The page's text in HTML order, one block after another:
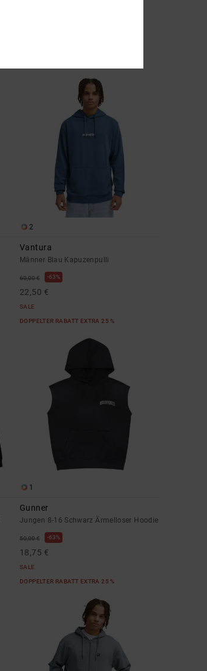
2
Vantura
Männer Blau Kapuzenpulli
60,00 € 63%
22,50 €
SALE
DOPPELTER RABATT EXTRA 25 %
1
Gunner
Jungen 8-16 Schwarz Ärmelloser Hoodie
50,00 € 63%
18,75 €
SALE
DOPPELTER RABATT EXTRA 25 %